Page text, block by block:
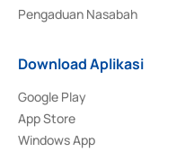
Pengaduan Nasabah
Download Aplikasi
Google Play
App Store
Windows App